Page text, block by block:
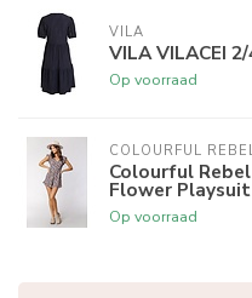
VILA
VILA VILACEI
Op voorraad
COLOURFUL
Colourful
Flower Playsuit
Op voorraad